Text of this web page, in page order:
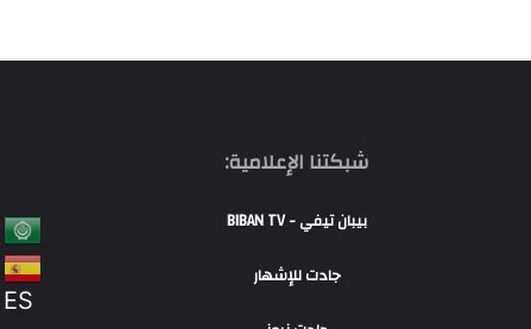
شبكتنا الإعلامية:
بيبان تيفي - BIBAN TV
جادت للإشهار
ES